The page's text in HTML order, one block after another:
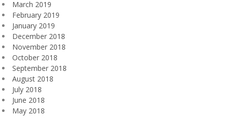
March 2019
February 2019
January 2019
December 2018
November 2018
October 2018
September 2018
August 2018
July 2018
June 2018
May 2018